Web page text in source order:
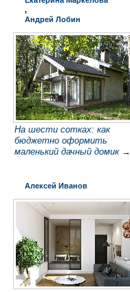
,
Андрей Лобин
На шести сотках: как
бюджетно оформить
маленький дачный домик →
Алексей Иванов